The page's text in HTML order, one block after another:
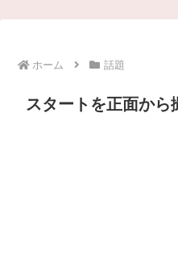
ホーム 話題
スタートを正面から